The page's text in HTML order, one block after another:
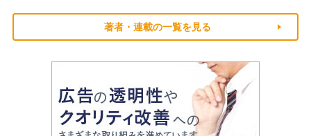
著者・連載の一覧を見る